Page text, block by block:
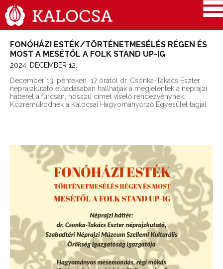
FONÓHÁZI ESTÉK/TÖRTÉNETMESÉLÉS RÉGEN ÉS
MOST A MESÉTŐL A FOLK STAND UP-IG
2024. DECEMBER 12.
December 13. pénteken 17 órától dr. Csonka-Takács Eszter
néprajzkutató előadásában hallhatják a megjelentek a néprajzi
hátterét a furcsán, hosszú címet viselő rendezvénynek.
Közreműködnek a Kalocsai Hagyományőrző Egyesület tagjai.